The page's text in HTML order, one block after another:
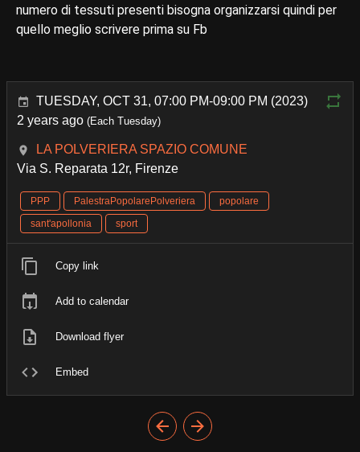
numero di tessuti presenti bisogna organizzarsi quindi per
quello meglio scrivere prima su Fb
TUESDAY, OCT 31, 07:00 PM-09:00 PM (2023)
2 years ago (Each Tuesday)
LA POLVERIERA SPAZIO COMUNE
Via S. Reparata 12r, Firenze
PPP PalestraPopolarePolveriera
popolare
sant'apollonia
sport
Copy link
Add to calendar
Download flyer
Embed